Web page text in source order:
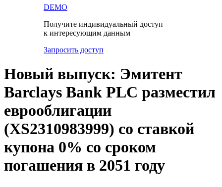
DEMO
Получите индивидуальный доступ
к интересующим данным
Запросить доступ
Новый выпуск: Эмитент
Barclays Bank PLC разместил
еврооблигации
(XS2310983999) со ставкой
купона 0% со сроком
погашения в 2051 году